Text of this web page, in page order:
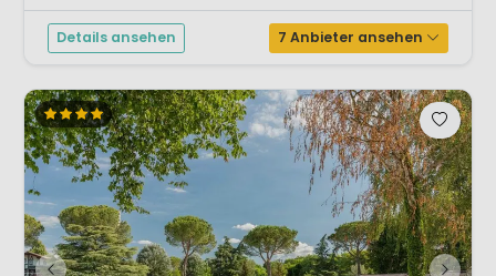
Details ansehen 7 Anbieter ansehen